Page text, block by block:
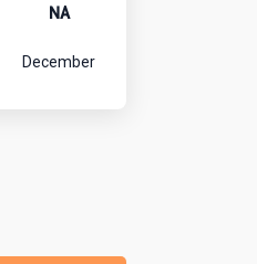
NA
December